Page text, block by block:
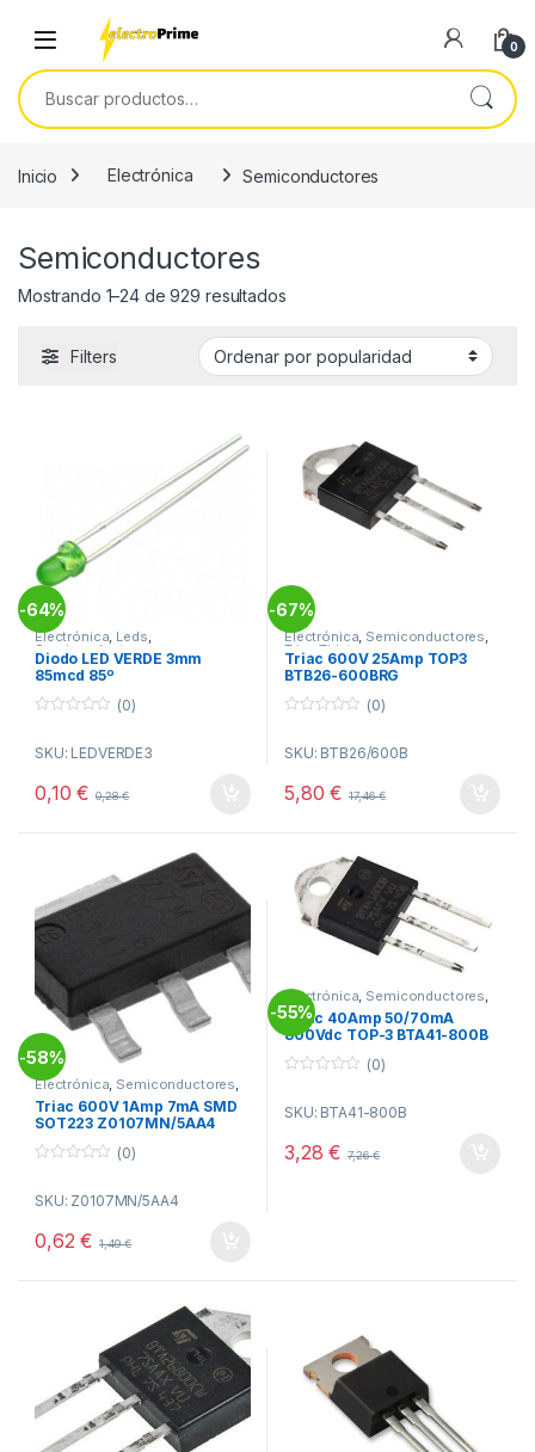
Skip to navigation
Skip to content
0
Buscar por:
Inicio Electrónica Semiconductores
Semiconductores
Mostrando 1–24 de 929 resultadosOrdenado por popularidad
Filters
-64%
Electrónica, Leds,
Semiconductores
Diodo LED VERDE 3mm
85mcd 85º
u
f
(0)
SKU: LEDVERDE3
0,10€ 0,28€
-67%
Electrónica, Semiconductores,
Triac Tiristores
Triac 600V 25Amp TOP3
BTB26-600BRG
u
f
(0)
SKU: BTB26/600B
5,80€ 17,46€
-58%
Electrónica, Semiconductores,
Triac Tiristores
Triac 600V 1Amp 7mA SMD
SOT223 Z0107MN/5AA4
u
f
(0)
SKU: Z0107MN/5AA4
0,62€ 1,49€
-55%
Electrónica, Semiconductores,
Triac Tiristores
Triac 40Amp 50/70mA
800Vdc TOP-3 BTA41-800B
u
f
(0)
SKU: BTA41-800B
3,28€ 7,26€